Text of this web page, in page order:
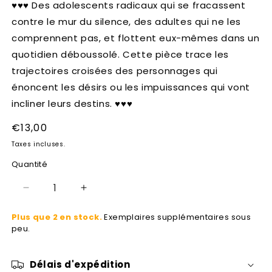
modale
♥♥♥ Des adolescents radicaux qui se fracassent
contre le mur du silence, des adultes qui ne les
comprennent pas, et flottent eux-mêmes dans un
quotidien déboussolé. Cette pièce trace les
trajectoires croisées des personnages qui
énoncent les désirs ou les impuissances qui vont
incliner leurs destins. ♥♥♥
Prix
habituel
€13,00
Taxes incluses.
Quantité
Réduire
quantité
de
Augmenter
quantité
Plus que 2 en stock.Exemplaires supplémentaires sous
peu.
Délais d'expédition